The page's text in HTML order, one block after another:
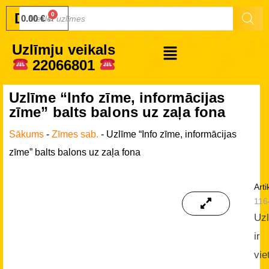
Druku.lv
0.00€
Uzlīmju veikals
22066801
Uzlīme “Info zīme, informācijas
zīme” balts balons uz zaļa fona
Sākums - Zīmes sab. - Uzlīme “Info zīme, informācijas
zīme” balts balons uz zaļa fona
ir